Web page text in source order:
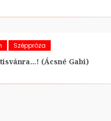
Széppróza
(Ácsné Gabi)